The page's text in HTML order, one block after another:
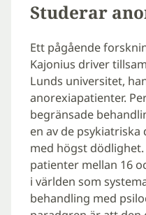
Studerar
Ett pågående
Kajonius driver
Lunds universitet,
anorexiapatienter.
begränsade
en av de
med högst
patienter mellan 16
i världen som
behandling med